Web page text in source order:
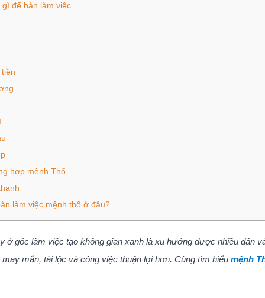
để bàn làm việc
hợp mệnh Thổ
làm việc mệnh thổ ở đâu?
ở góc làm việc tạo không gian xanh là xu hướng được nhiều dân
mắn, tài lộc và công việc thuận lợi hơn. Cùng tìm hiểu mệnh